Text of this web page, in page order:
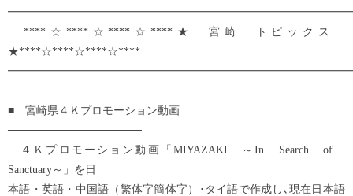
****☆****☆****☆****★ 宮崎 トピックス
★****☆****☆****☆****
─────────────────
■ 宮崎県４Ｋプロモーション動画
─────────────────
４Ｋプロモーション動画「MIYAZAKI ～In Search of
Sanctuary～」を日
本語・英語・中国語（繁体字簡体字）･タイ語で作成し､現在日本語